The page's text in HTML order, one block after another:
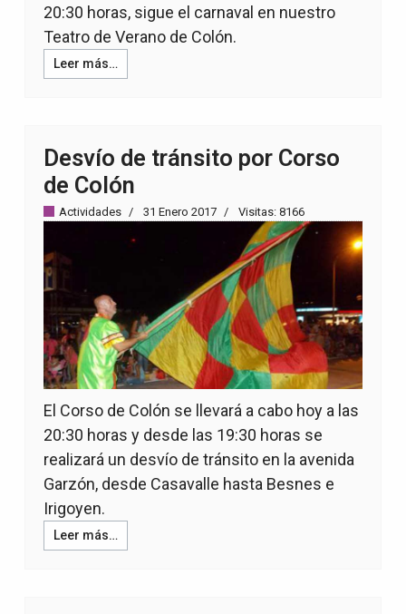
20:30 horas, sigue el carnaval en nuestro
Teatro de Verano de Colón.
Leer más…
Desvío de tránsito por Corso
de Colón
Actividades 31 Enero 2017 Visitas: 8166
El Corso de Colón se llevará a cabo hoy a las
20:30 horas y desde las 19:30 horas se
realizará un desvío de tránsito en la avenida
Garzón, desde Casavalle hasta Besnes e
Irigoyen.
Leer más…